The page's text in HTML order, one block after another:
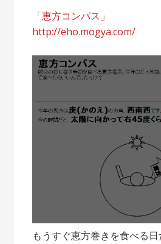
「恵方コンパス」
http://eho.mogya.com/
もうすぐ恵方巻きを食べる